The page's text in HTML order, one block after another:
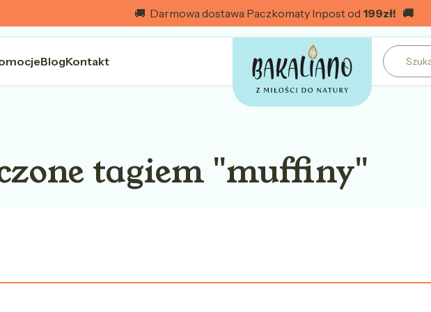
🚚 Darmowa dostawa Paczkomaty Inpost od 199zł! 🚚
BlogKontakt
tagiem "muffiny"